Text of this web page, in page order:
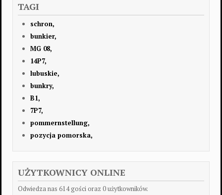
TAGI
schron,
bunkier,
MG 08,
14P7,
lubuskie,
bunkry,
B1,
7P7,
pommernstellung,
pozycja pomorska,
UŻYTKOWNICY ONLINE
Odwiedza nas 614 gości oraz 0 użytkowników.